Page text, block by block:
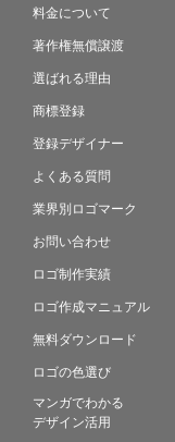
料金について
著作権無償譲渡
選ばれる理由
商標登録
登録デザイナー
よくある質問
業界別ロゴマーク
お問い合わせ
ロゴ制作実績
ロゴ作成マニュアル
無料ダウンロード
ロゴの色選び
マンガでわかる
デザイン活用